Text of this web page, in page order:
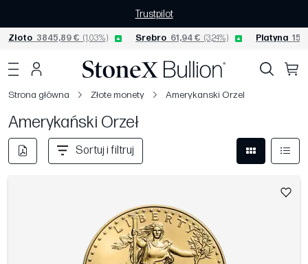
Trustpilot
Złoto 3845,89 € (1,03%) Srebro 61,94 € (3,24%) Platyna
Strona główna Złote monety Amerykanski Orzel
Amerykański Orzeł
Sortuj i filtruj